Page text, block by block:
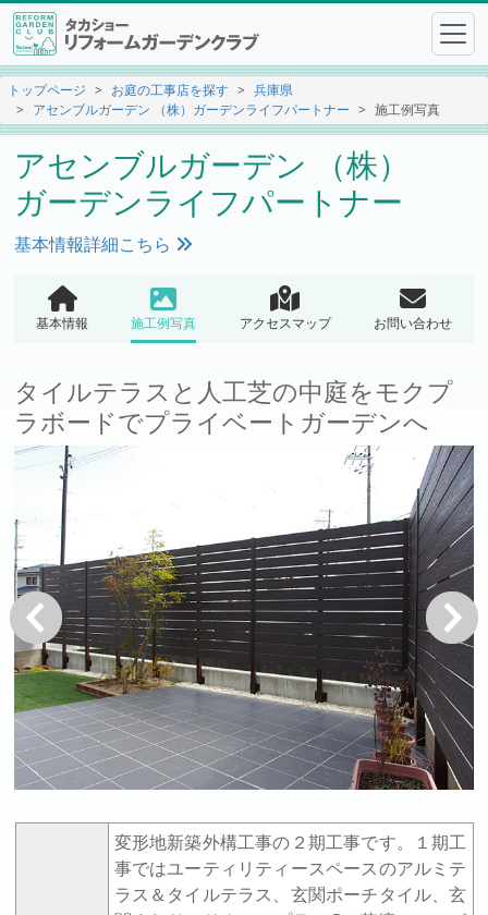
トップページ お庭の工事店を探す
兵庫県
アセンブルガーデン （株）ガーデンライフパートナー
施工例写真
アセンブルガーデン （株）
ガーデンライフパートナー
基本情報詳細こちら
基本情報 施工例写真 アクセスマップ お問い合わせ
タイルテラスと人工芝の中庭をモクプ
ラボードでプライベートガーデンへ
戻る 次へ
変形地新築外構工事の２期工事です。１期工
事ではユーティリティースペースのアルミテ
ラス＆タイルテラス、玄関ポーチタイル、玄